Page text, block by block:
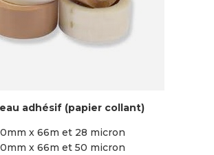
adhésif (papier collant)
x 66m et 28 micron
x 66m et 50 micron